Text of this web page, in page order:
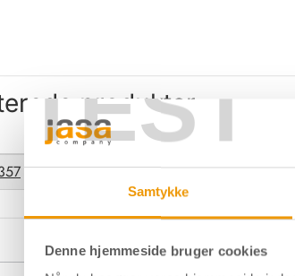
TEST
Samtykke
Denne hjemmeside bruger cookies
produkter
Produkt
Dråbecylinder - Cyl/Vrider (+25C+10V) -